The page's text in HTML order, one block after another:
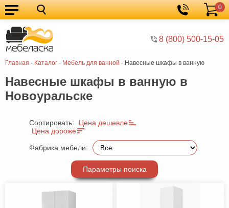
8 (800) 500-15-05
Корзина
0
Главная - Каталог - Мебель для ванной - Навесные шкафы в ванную
Кухонные
гарнитуры
Мебель
для
кухни
Мебель
для
спальни
Кровати
Шкафы
Диваны
Навесные шкафы в ванную в
Новоуральске
Сортировать:
Цена дешевле
Цена дороже
Фабрика мебели:
Параметры поиска